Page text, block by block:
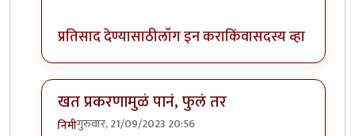
प्रतिसाद देण्यासाठीलॉग इन कराकिंवासदस्य व्हा
खत प्रकरणामुळं पानं, फुलं तर
निमीगुरुवार, 21/09/2023 20:56